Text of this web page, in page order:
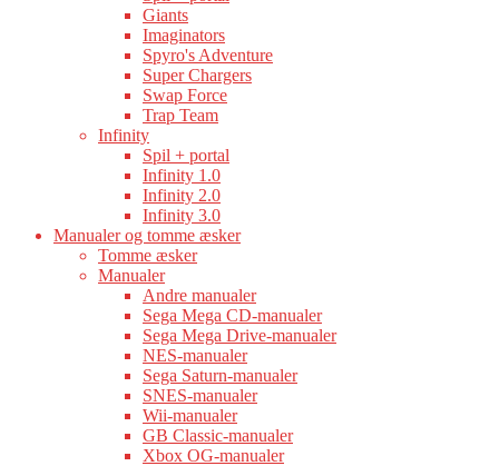
Giants
Imaginators
Spyro's Adventure
Super Chargers
Swap Force
Trap Team
Infinity
Spil + portal
Infinity 1.0
Infinity 2.0
Infinity 3.0
Manualer og tomme æsker
Tomme æsker
Manualer
Andre manualer
Sega Mega CD-manualer
Sega Mega Drive-manualer
NES-manualer
Sega Saturn-manualer
SNES-manualer
Wii-manualer
GB Classic-manualer
Xbox OG-manualer